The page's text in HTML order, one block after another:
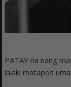
PATAY na nang
lalaki matapos